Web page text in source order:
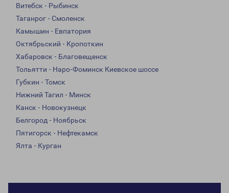
Витебск - Рыбинск
Таганрог - Смоленск
Камышин - Евпатория
Октябрьский - Кропоткин
Хабаровск - Благовещенск
Тольятти - Наро-Фоминск Киевское шоссе
Губкин - Томск
Нижний Тагил - Минск
Канск - Новокузнецк
Белгород - Ноябрьск
Пятигорск - Нефтекамск
Ялта - Курган